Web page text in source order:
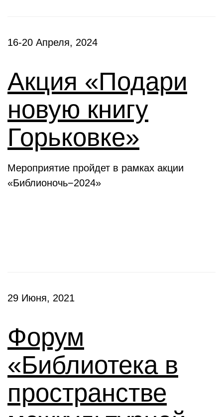
16-20 Апреля, 2024
Акция «Подари
новую книгу
Горьковке»
Мероприятие пройдет в рамках акции
«Библионочь−2024»
29 Июня, 2021
Форум
«Библиотека в
пространстве